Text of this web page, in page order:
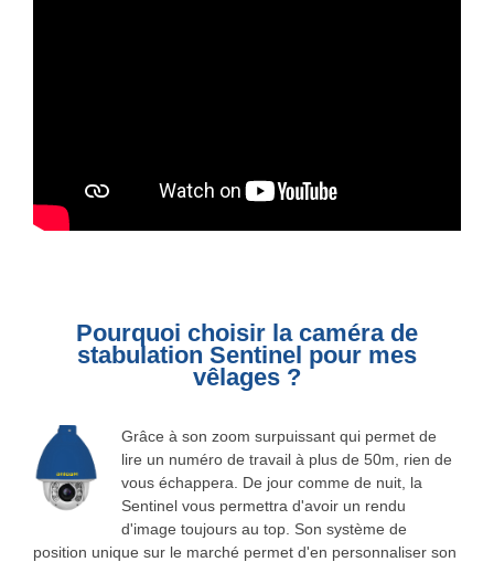
Pourquoi choisir la caméra de
stabulation Sentinel pour mes
vêlages ?
Grâce à son zoom surpuissant qui permet de
lire un numéro de travail à plus de 50m, rien de
vous échappera. De jour comme de nuit, la
Sentinel vous permettra d'avoir un rendu
d'image toujours au top. Son système de
position unique sur le marché permet d'en personnaliser son